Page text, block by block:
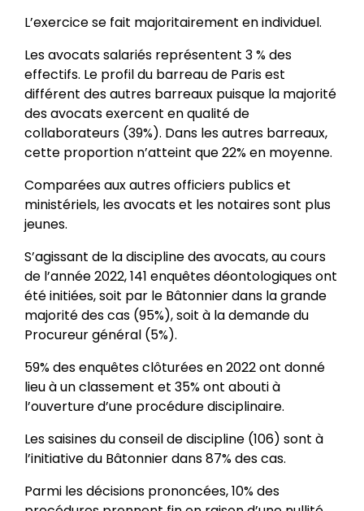
L’exercice se fait majoritairement en individuel.
Les avocats salariés représentent 3 % des
effectifs. Le profil du barreau de Paris est
différent des autres barreaux puisque la majorité
des avocats exercent en qualité de
collaborateurs (39%). Dans les autres barreaux,
cette proportion n’atteint que 22% en moyenne.
Comparées aux autres officiers publics et
ministériels, les avocats et les notaires sont plus
jeunes.
S’agissant de la discipline des avocats, au cours
de l’année 2022, 141 enquêtes déontologiques ont
été initiées, soit par le Bâtonnier dans la grande
majorité des cas (95%), soit à la demande du
Procureur général (5%).
59% des enquêtes clôturées en 2022 ont donné
lieu à un classement et 35% ont abouti à
l’ouverture d’une procédure disciplinaire.
Les saisines du conseil de discipline (106) sont à
l’initiative du Bâtonnier dans 87% des cas.
Parmi les décisions prononcées, 10% des